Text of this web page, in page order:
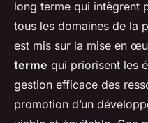
long terme qui intègrent
tous les domaines de la
est mis sur la mise en
terme qui priorisent les
gestion efficace des
promotion d’un